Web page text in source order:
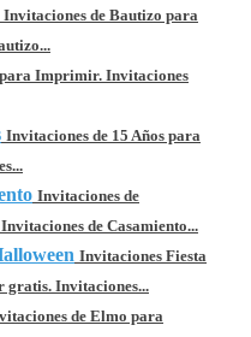
Invitaciones de Bautizo para
Imprimir. Invitaciones
Invitaciones de 15 Años para
Invitaciones de
de Casamiento...
Invitaciones Fiesta
gratis. Invitaciones...
de Elmo para